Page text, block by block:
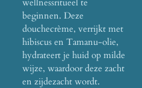
beginnen. Deze
douchecrème, verrijkt met
hibiscus en Tamanu-olie,
hydrateert je huid op milde
wijze, waardoor deze zacht
en zijdezacht wordt.